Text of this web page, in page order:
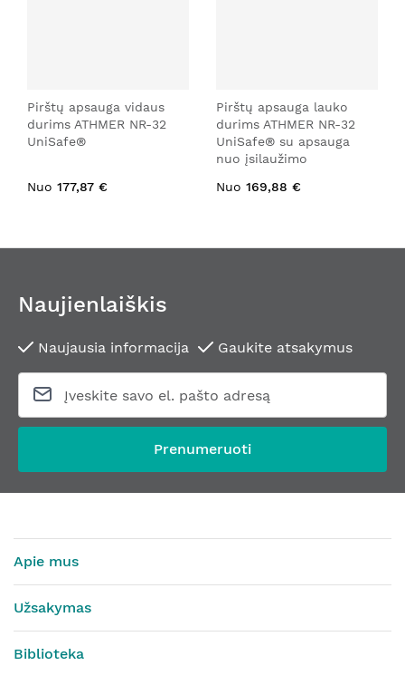
Pirštų apsauga vidaus
durims ATHMER NR-32
UniSafe®
Nuo 177,87 €
Pirštų apsauga lauko
durims ATHMER NR-32
UniSafe® su apsauga
nuo įsilaužimo
Nuo 169,88 €
Naujienlaiškis
Naujausia informacija Gaukite atsakymus
Prenumeruoti
Apie mus
Užsakymas
Biblioteka